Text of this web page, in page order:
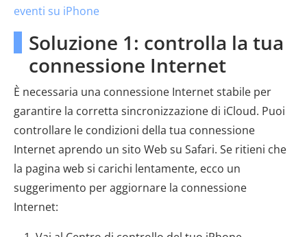
eventi su iPhone
Soluzione 1: controlla la tua
connessione Internet
È necessaria una connessione Internet stabile per
garantire la corretta sincronizzazione di iCloud. Puoi
controllare le condizioni della tua connessione
Internet aprendo un sito Web su Safari. Se ritieni che
la pagina web si carichi lentamente, ecco un
suggerimento per aggiornare la connessione
Internet: